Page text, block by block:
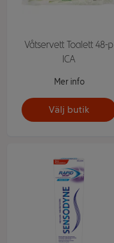
Våtservett Toalett 48-p
ICA
Mer info
Välj butik